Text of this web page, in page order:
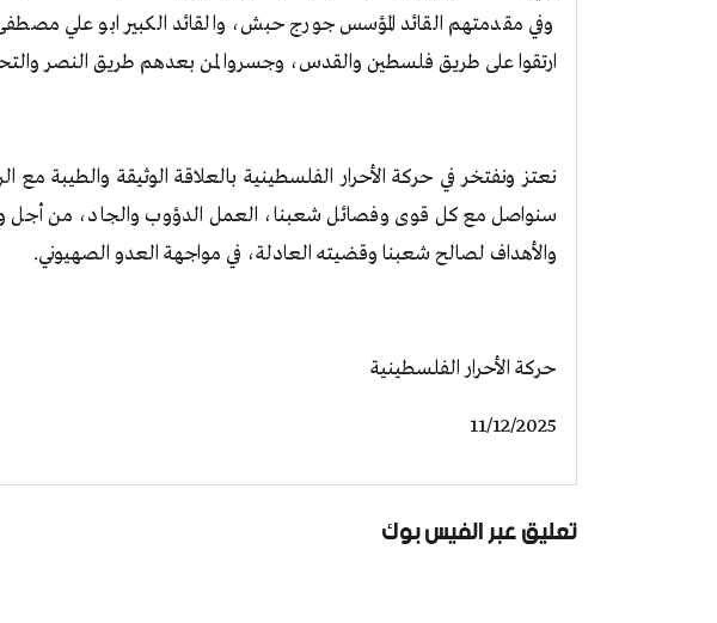
وفي مقدمتهم القائد المؤسس جورج حبش، والقائد الكبير ابو علي
ارتقوا على طريق فلسطين والقدس، وجسروا لمن بعدهم طريق النصر
نعتز ونفتخر في حركة الأحرار الفلسطينية بالعلاقة الوثيقة والطيبة مع
سنواصل مع كل قوى وفصائل شعبنا، العمل الدؤوب والجاد، من أجل
والأهداف لصالح شعبنا وقضيته العادلة، في مواجهة العدو الصهيوني.
حركة الأحرار الفلسطينية
11/12/2025
تعليق عبر الفيس بوك